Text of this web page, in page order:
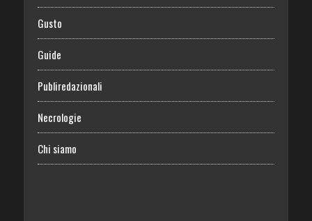
Gusto
Guide
Publiredazionali
Necrologie
Chi siamo